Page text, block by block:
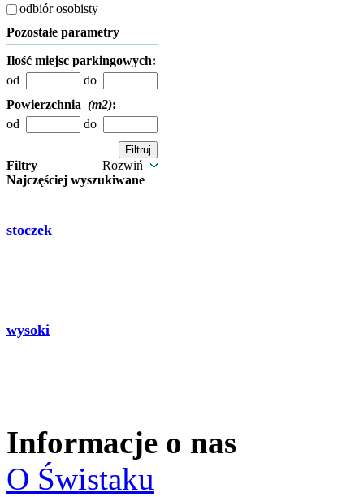
odbiór osobisty
Pozostałe parametry
Ilość miejsc parkingowych:
od
do
Powierzchnia (m2):
od
do
Filtry
Rozwiń
Najczęściej wyszukiwane
stoczek
wysoki
Informacje o nas
O Świstaku